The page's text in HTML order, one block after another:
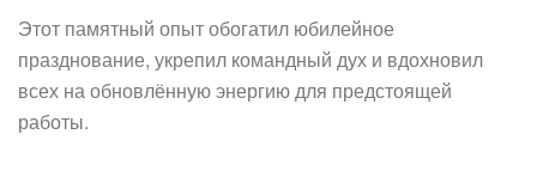
Этот памятный опыт обогатил юбилейное
празднование, укрепил командный дух и вдохновил
всех на обновлённую энергию для предстоящей
работы.